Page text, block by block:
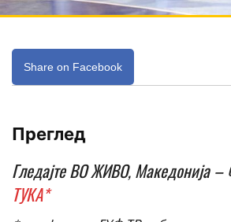
Share on Facebook
Преглед
Гледајте ВО ЖИВО, Македонија –
ТУКА*